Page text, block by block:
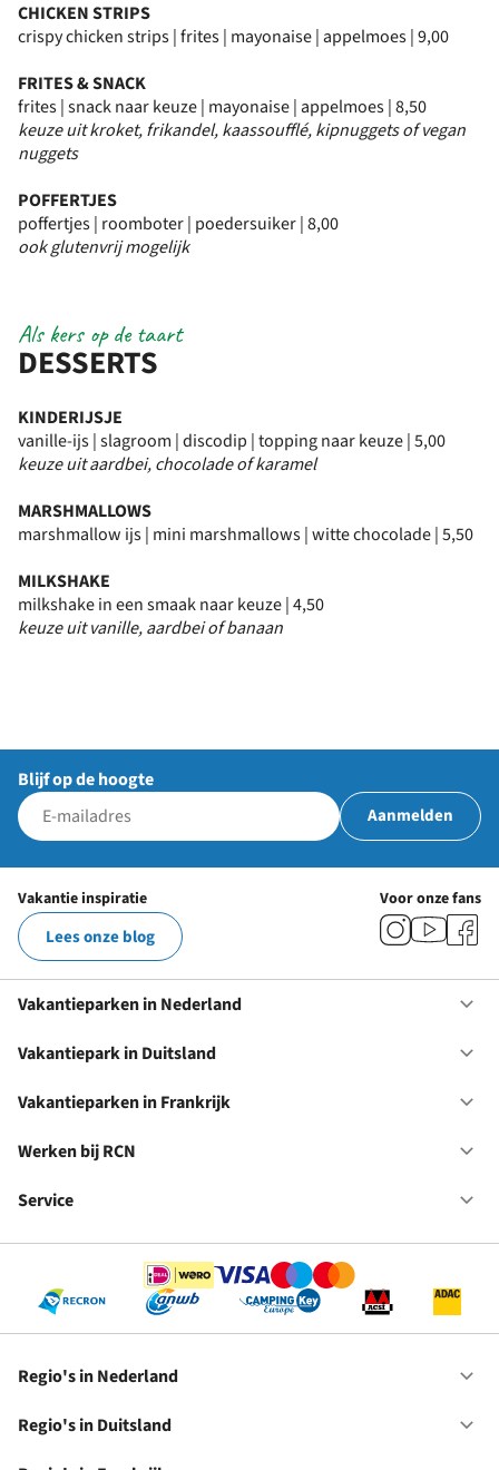
CHICKEN STRIPS
crispy chicken strips | frites | mayonaise | appelmoes | 9,00
FRITES & SNACK
frites | snack naar keuze | mayonaise | appelmoes | 8,50
keuze uit kroket, frikandel, kaassoufflé, kipnuggets of vegan
nuggets
POFFERTJES
poffertjes | roomboter | poedersuiker | 8,00
ook glutenvrij mogelijk
DESSERTS
Als kers op de taart
KINDERIJSJE
vanille-ijs | slagroom | discodip | topping naar keuze | 5,00
keuze uit aardbei, chocolade of karamel
MARSHMALLOWS
marshmallow ijs | mini marshmallows | witte chocolade | 5,50
MILKSHAKE
milkshake in een smaak naar keuze | 4,50
keuze uit vanille, aardbei of banaan
Blijf op de hoogte
Aanmelden
Vakantie inspiratie
Lees onze blog
Voor onze fans
Vakantieparken in Nederland
Vakantiepark in Duitsland
Vakantieparken in Frankrijk
Werken bij RCN
Service
Regio's in Nederland
Regio's in Duitsland